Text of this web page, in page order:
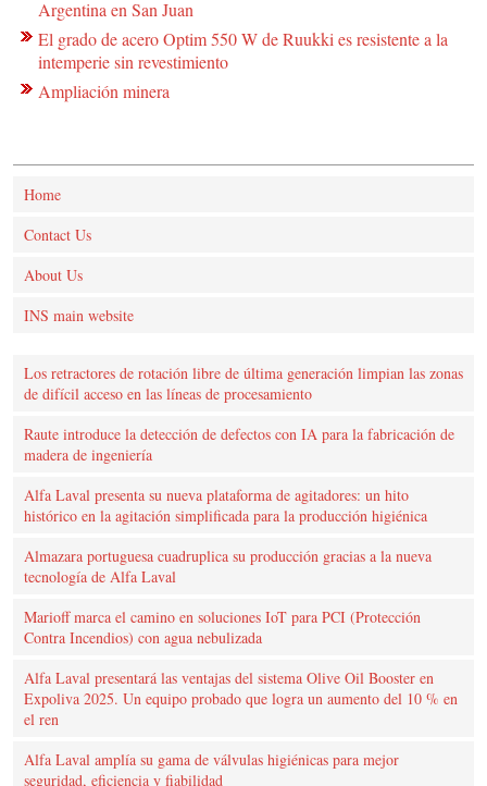
Argentina en San Juan
El grado de acero Optim 550 W de Ruukki es resistente a la
intemperie sin revestimiento
Ampliación minera
Home
Contact Us
About Us
INS main website
Los retractores de rotación libre de última generación limpian las zonas
de difícil acceso en las líneas de procesamiento
Raute introduce la detección de defectos con IA para la fabricación de
madera de ingeniería
Alfa Laval presenta su nueva plataforma de agitadores: un hito
histórico en la agitación simplificada para la producción higiénica
Almazara portuguesa cuadruplica su producción gracias a la nueva
tecnología de Alfa Laval
Marioff marca el camino en soluciones IoT para PCI (Protección
Contra Incendios) con agua nebulizada
Alfa Laval presentará las ventajas del sistema Olive Oil Booster en
Expoliva 2025. Un equipo probado que logra un aumento del 10 % en
el ren
Alfa Laval amplía su gama de válvulas higiénicas para mejor
seguridad, eficiencia y fiabilidad